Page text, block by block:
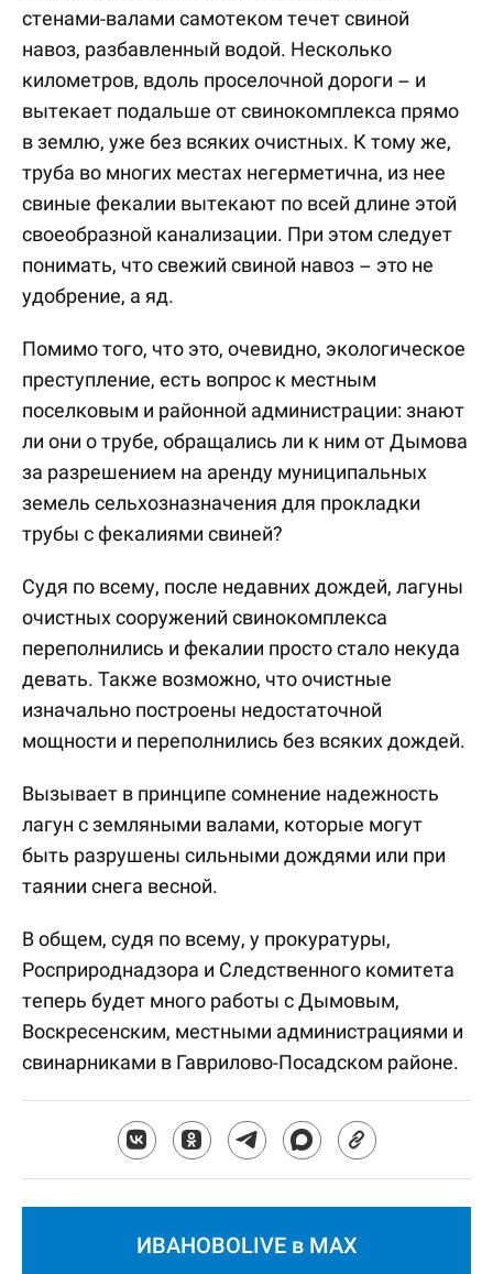
стенами-валами самотеком течет свиной
навоз, разбавленный водой. Несколько
километров, вдоль проселочной дороги – и
вытекает подальше от свинокомплекса прямо
в землю, уже без всяких очистных. К тому же,
труба во многих местах негерметична, из нее
свиные фекалии вытекают по всей длине этой
своеобразной канализации. При этом следует
понимать, что свежий свиной навоз – это не
удобрение, а яд.
Помимо того, что это, очевидно, экологическое
преступление, есть вопрос к местным
поселковым и районной администрации: знают
ли они о трубе, обращались ли к ним от Дымова
за разрешением на аренду муниципальных
земель сельхозназначения для прокладки
трубы с фекалиями свиней?
Судя по всему, после недавних дождей, лагуны
очистных сооружений свинокомплекса
переполнились и фекалии просто стало некуда
девать. Также возможно, что очистные
изначально построены недостаточной
мощности и переполнились без всяких дождей.
Вызывает в принципе сомнение надежность
лагун с земляными валами, которые могут
быть разрушены сильными дождями или при
таянии снега весной.
В общем, судя по всему, у прокуратуры,
Росприроднадзора и Следственного комитета
теперь будет много работы с Дымовым,
Воскресенским, местными администрациями и
свинарниками в Гаврилово-Посадском районе.
ИВАНОВОLIVE в MAX